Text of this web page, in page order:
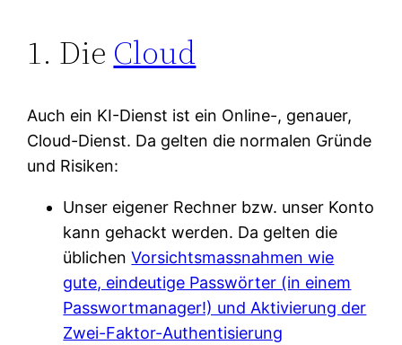
1. Die Cloud
Auch ein KI-Dienst ist ein Online-, genauer,
Cloud-Dienst. Da gelten die normalen Gründe
und Risiken:
Unser eigener Rechner bzw. unser Konto
kann gehackt werden. Da gelten die
üblichenVorsichtsmassnahmen wie
gute, eindeutige Passwörter (in einem
Passwortmanager!) und Aktivierung der
Zwei-Faktor-Authentisierung